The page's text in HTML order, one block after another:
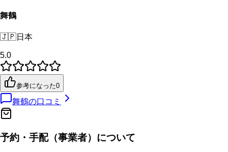
舞鶴
🇯🇵日本
5.0
参考になった0
舞鶴の口コミ
予約・手配（事業者）について